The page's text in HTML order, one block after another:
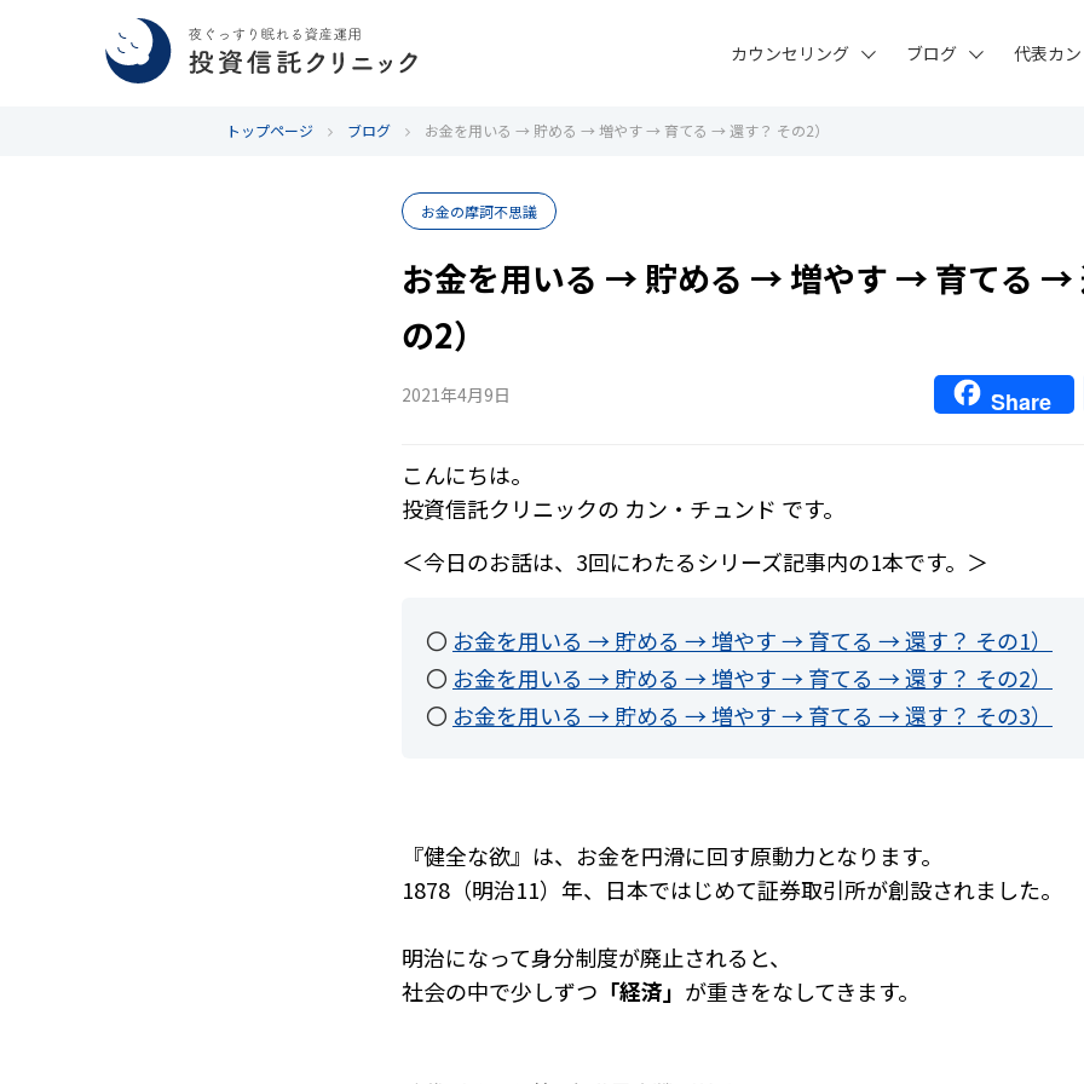
カウンセリング ブログ 代表カ
トップページ ブログ お金を用いる → 貯める → 増やす → 育てる → 還す？ その2）
お金の摩訶不思議
お金を用いる → 貯める → 増やす → 育てる →
の2）
2021年4月9日 Share
こんにちは。
投資信託クリニックの カン・チュンド です。
＜今日のお話は、3回にわたるシリーズ記事内の1本です。＞
〇 お金を用いる → 貯める → 増やす → 育てる → 還す？ その1）
〇 お金を用いる → 貯める → 増やす → 育てる → 還す？ その2）
〇 お金を用いる → 貯める → 増やす → 育てる → 還す？ その3）
『健全な欲』は、お金を円滑に回す原動力となります。
1878（明治11）年、日本ではじめて証券取引所が創設されました。
明治になって身分制度が廃止されると、
社会の中で少しずつ 「経済」 が重きをなしてきます。